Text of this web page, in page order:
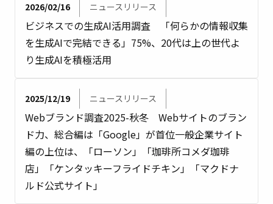
2026/02/16 ニュースリリース
ビジネスでの生成AI活用調査 「何らかの情報収集
を生成AIで完結できる」75%、20代は上の世代よ
り生成AIを積極活用
2025/12/19 ニュースリリース
Webブランド調査2025-秋冬 Webサイトのブラン
ド力、総合編は「Google」が首位一般企業サイト
編の上位は、「ローソン」「珈琲所コメダ珈琲
店」「ケンタッキーフライドチキン」「マクドナ
ルド公式サイト」